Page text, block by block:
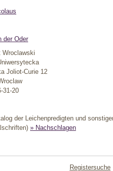
der Oder
Wroclawski
Joliot-Curie 12
31-20
der Leichenpredigten und
» Nachschlagen
Registersuche